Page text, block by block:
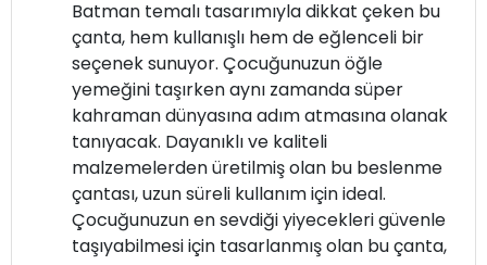
Batman temalı tasarımıyla dikkat çeken bu
çanta, hem kullanışlı hem de eğlenceli bir
seçenek sunuyor. Çocuğunuzun öğle
yemeğini taşırken aynı zamanda süper
kahraman dünyasına adım atmasına olanak
tanıyacak. Dayanıklı ve kaliteli
malzemelerden üretilmiş olan bu beslenme
çantası, uzun süreli kullanım için ideal.
Çocuğunuzun en sevdiği yiyecekleri güvenle
taşıyabilmesi için tasarlanmış olan bu çanta,